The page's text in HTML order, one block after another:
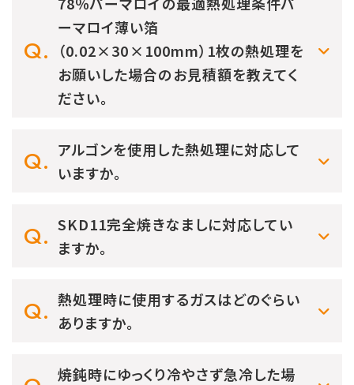
ーマロイ薄い箔
（0.02×30×100mm）1枚の熱処理を
お願いした場合のお見積額を教えてく
ださい。
アルゴンを使用した熱処理に対応して
いますか。
SKD11完全焼きなましに対応してい
ますか。
熱処理時に使用するガスはどのぐらい
ありますか。
焼鈍時にゆっくり冷やさず急冷した場